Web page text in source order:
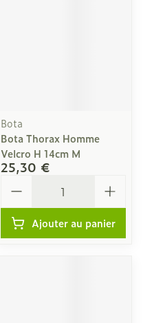
Bota
Bota Thorax Homme
Velcro H 14cm M
25,30 €
Ajouter au panier